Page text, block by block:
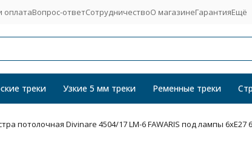
оплатаВопрос-ответСотрудничествоО магазинеГарантияЕщё
треки Узкие 5 мм треки Ременные треки
потолочная Divinare 4504/17 LM-6 FAWARIS под лампы 6xE27